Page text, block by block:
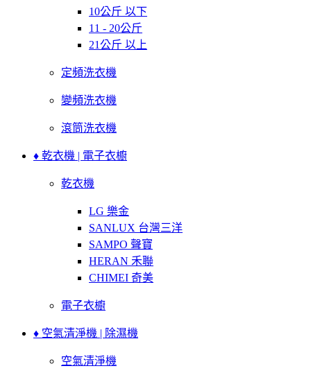
10公斤 以下
11 - 20公斤
21公斤 以上
定頻洗衣機
變頻洗衣機
滾筒洗衣機
♦ 乾衣機 | 電子衣櫥
乾衣機
LG 樂金
SANLUX 台灣三洋
SAMPO 聲寶
HERAN 禾聯
CHIMEI 奇美
電子衣櫥
♦ 空氣清淨機 | 除濕機
空氣清淨機